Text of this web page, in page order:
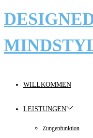
WILLKOMMEN
LEISTUNGEN
Zungenfunktion